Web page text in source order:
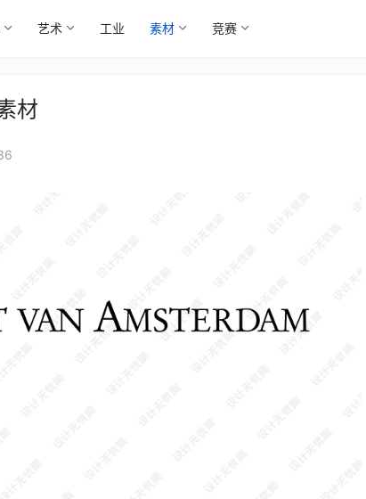
艺术 工业 素材 竞赛
材